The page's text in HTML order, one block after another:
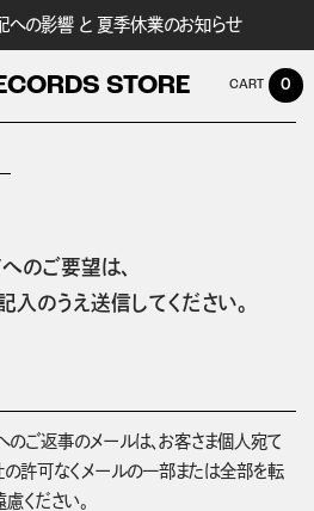
への影響 と 夏季休業のお知らせ
STORE 0
のご要望は、
入のうえ送信してください。
のご返事のメールは、お客さま個人宛て
の許可なくメールの一部または全部を転
ください。